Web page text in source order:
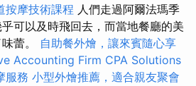
按摩技術課程 人們走過阿爾法瑪季
可以及時飛回去，而當地餐廳的美
蕾。 自助餐外燴，讓來賓隨心享
Accounting Firm CPA Solutions
服務 小型外燴推薦，適合親友聚會